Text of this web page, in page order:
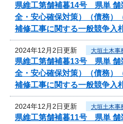
県維工第舗補暮14号 県単 舗
全・安心確保対策）（債務
補修工事に関する一般競争入
2024年12月2日更新 大垣土木事
県維工第舗補暮13号 県単 舗
全・安心確保対策）（債務
補修工事に関する一般競争入
2024年12月2日更新 大垣土木事
県維工第舗補暮11号 県単 舗